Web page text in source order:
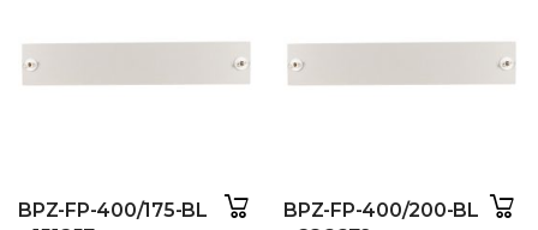
BPZ-FP-400/175-BL
BPZ-FP-400/200-BL